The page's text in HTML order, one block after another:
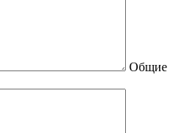
Общие